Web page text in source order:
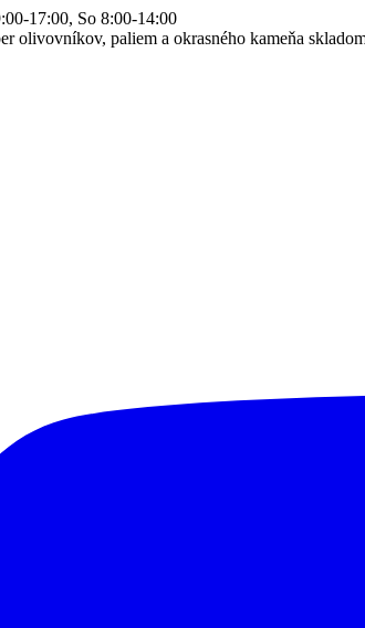
17:00, So 8:00-14:00
olivovníkov, paliem a okrasného kameňa